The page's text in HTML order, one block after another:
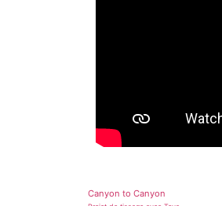
Canyon to Canyon